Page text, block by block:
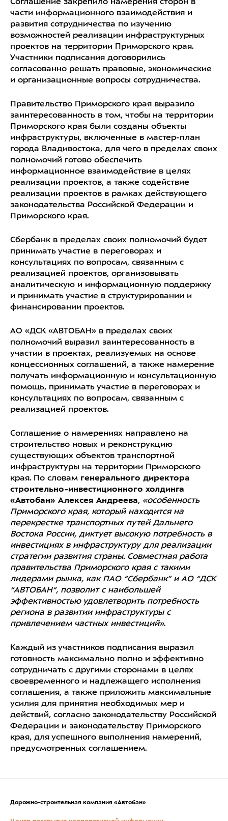
Соглашение закрепило намерения сторон в
части информационного взаимодействия и
развития сотрудничества по изучению
возможностей реализации инфраструктурных
проектов на территории Приморского края.
Участники подписания договорились
согласованно решать правовые, экономические
и организационные вопросы сотрудничества.
Правительство Приморского края выразило
заинтересованность в том, чтобы на территории
Приморского края были созданы объекты
инфраструктуры, включенные в мастер-план
города Владивостока, для чего в пределах своих
полномочий готово обеспечить
информационное взаимодействие в целях
реализации проектов, а также содействие
реализации проектов в рамках действующего
законодательства Российской Федерации и
Приморского края.
Сбербанк в пределах своих полномочий будет
принимать участие в переговорах и
консультациях по вопросам, связанным с
реализацией проектов, организовывать
аналитическую и информационную поддержку
и принимать участие в структурировании и
финансировании проектов.
АО «ДСК «АВТОБАН» в пределах своих
полномочий выразил заинтересованность в
участии в проектах, реализуемых на основе
концессионных соглашений, а также намерение
получать информационную и консультационную
помощь, принимать участие в переговорах и
консультациях по вопросам, связанным с
реализацией проектов.
Соглашение о намерениях направлено на
строительство новых и реконструкцию
существующих объектов транспортной
инфраструктуры на территории Приморского
края. По словам генерального директора
строительно-инвестиционного холдинга
«Автобан» Алексея Андреева, «особенность
Приморского края, который находится на
перекрестке транспортных путей Дальнего
Востока России, диктует высокую потребность в
инвестициях в инфраструктуру для реализации
стратегии развития страны. Совместная работа
правительства Приморского края с такими
лидерами рынка, как ПАО “Сбербанк” и АО “ДСК
“АВТОБАН“, позволит с наибольшей
эффективностью удовлетворить потребность
региона в развитии инфраструктуры с
привлечением частных инвестиций».
Каждый из участников подписания выразил
готовность максимально полно и эффективно
сотрудничать с другими сторонами в целях
своевременного и надлежащего исполнения
соглашения, а также приложить максимальные
усилия для принятия необходимых мер и
действий, согласно законодательству Российской
Федерации и законодательству Приморского
края, для успешного выполнения намерений,
предусмотренных соглашением.
Дорожно-строительная компания «Автобан»